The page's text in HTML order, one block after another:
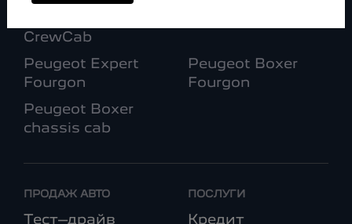
CrewCab
Peugeot Expert
Fourgon
Peugeot Boxer
Fourgon
Peugeot Boxer
chassis cab
ПРОДАЖ АВТО
Тест–драйв
ПОСЛУГИ
Кредит